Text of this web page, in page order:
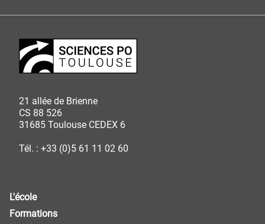
21 allée de Brienne
CS 88 526
31685 Toulouse CEDEX 6
Tél. : +33 (0)5 61 11 02 60
L'école
Formations